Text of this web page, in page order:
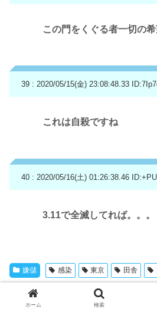
この門をくぐる者一切の
39 : 2020/05/15(金) 23:08:48.33
これは自殺ですね
40 : 2020/05/16(土) 01:26:38.46
3.11で全滅してれば。。。
嫌儲 感染 東京 田舎
ホーム 検索